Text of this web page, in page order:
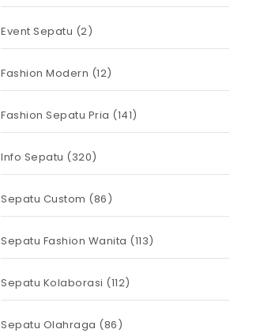
Event Sepatu (2)
Fashion Modern (12)
Fashion Sepatu Pria (141)
Info Sepatu (320)
Sepatu Custom (86)
Sepatu Fashion Wanita (113)
Sepatu Kolaborasi (112)
Sepatu Olahraga (86)